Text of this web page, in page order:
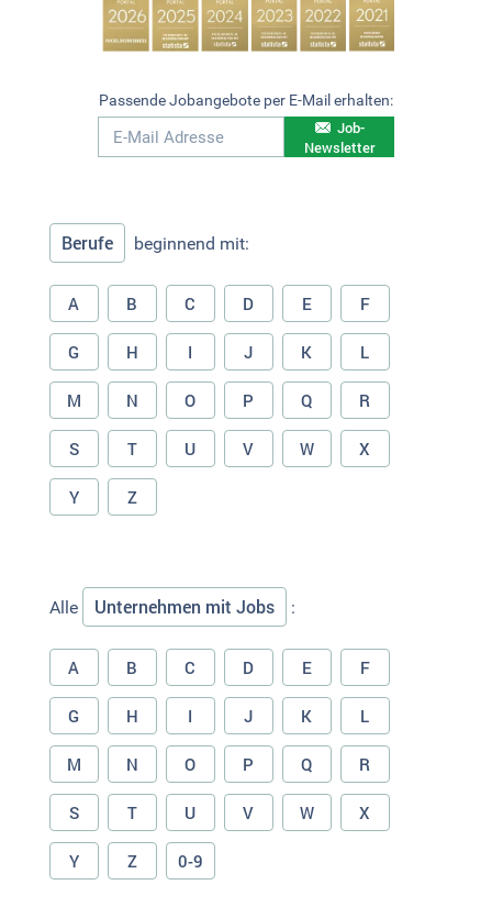
Passende Jobangebote per E-Mail erhalten:
Job-
Newsletter
Berufe beginnend mit:
A B C D E F
G H I J K L
M N O P Q R
S T U V W X
Y Z
Alle Unternehmen mit Jobs :
A B C D E F
G H I J K L
M N O P Q R
S T U V W X
Y Z 0-9